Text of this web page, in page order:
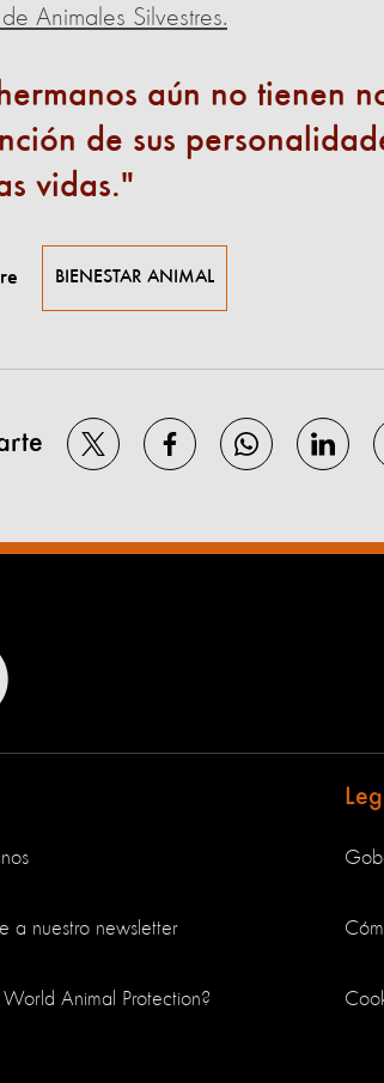
Animales Silvestres.
aún no tienen
de sus
vidas.
BIENESTAR ANIMAL
a nuestro newsletter
World Animal Protection?